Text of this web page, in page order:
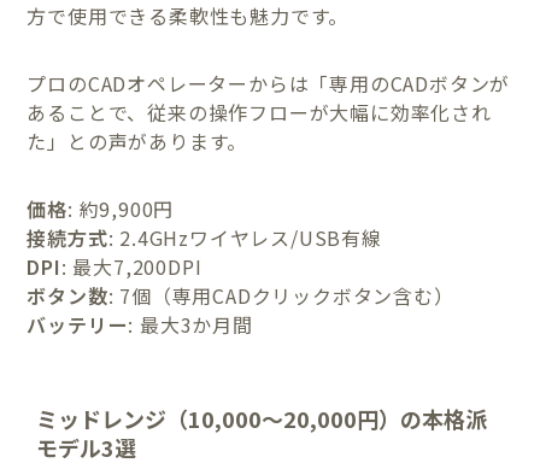
方で使用できる柔軟性も魅力です。
プロのCADオペレーターからは「専用のCADボタンが
あることで、従来の操作フローが大幅に効率化され
た」との声があります。
価格: 約9,900円
接続方式: 2.4GHzワイヤレス/USB有線
DPI: 最大7,200DPI
ボタン数: 7個（専用CADクリックボタン含む）
バッテリー: 最大3か月間
ミッドレンジ（10,000〜20,000円）の本格派
モデル3選